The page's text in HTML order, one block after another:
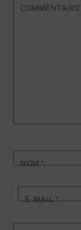
COMMENTAIRE
NOM*
E-MAIL*